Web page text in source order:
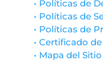
• Políticas de
• Políticas de
• Políticas de
• Certificado
• Mapa del Sitio